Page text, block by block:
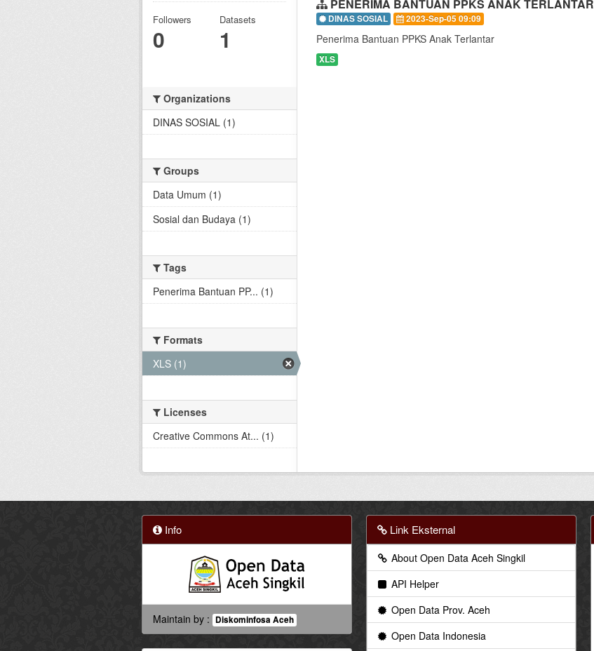
PENERIMA BANTUAN PPKS ANAK TERLANTAR
DINAS SOSIAL 2023-Sep-05 09:09
Penerima Bantuan PPKS Anak Terlantar
XLS
Followers
0
Datasets
1
Organizations
DINAS SOSIAL (1)
Groups
Data Umum (1)
Sosial dan Budaya (1)
Tags
Penerima Bantuan PP... (1)
Formats
XLS (1)
Licenses
Creative Commons At... (1)
Info
Maintain by : Diskominfosa Aceh
Link Eksternal
About Open Data Aceh Singkil
API Helper
Open Data Prov. Aceh
Open Data Indonesia